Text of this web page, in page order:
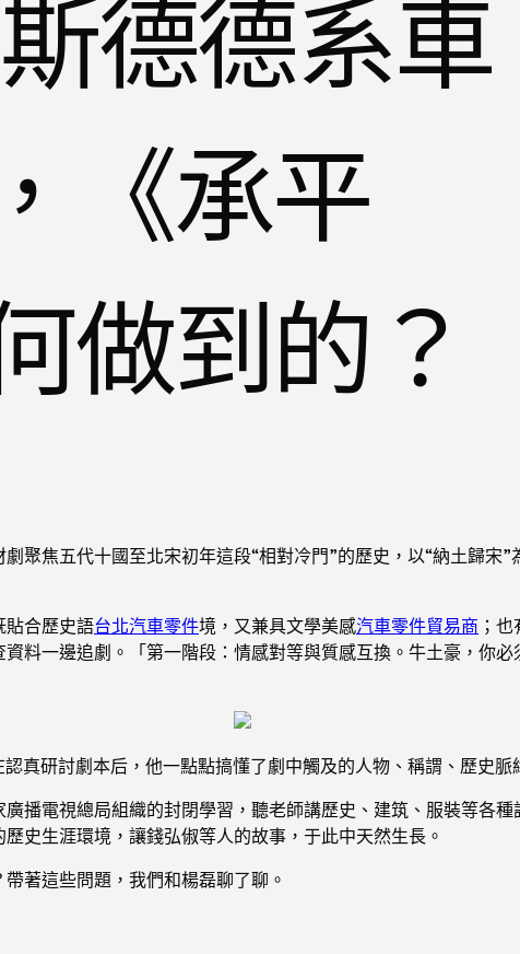
德德系車
《承平
做到的？
聚焦五代十國至北宋初年這段“相對冷門”的歷史，以“納土歸宋”
貼合歷史語台北汽車零件境，又兼具文學美感汽車零件貿易商 ；
料一邊追劇。「第一階段：情感對等與質感互換。牛土豪，你
真研討劇本后，他一點點搞懂了劇中觸及的人物、稱謂、歷史脈
播電視總局組織的封閉學習，聽老師講歷史、建筑、服裝等各
史生涯環境，讓錢弘俶等人的故事，于此中天然生長。
著這些問題，我們和楊磊聊了聊。